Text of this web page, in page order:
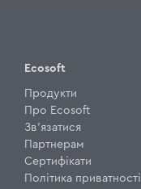
Ecosoft
Продукти
Про Ecosoft
Зв'язатися
Партнерам
Сертифікати
Політика приватності